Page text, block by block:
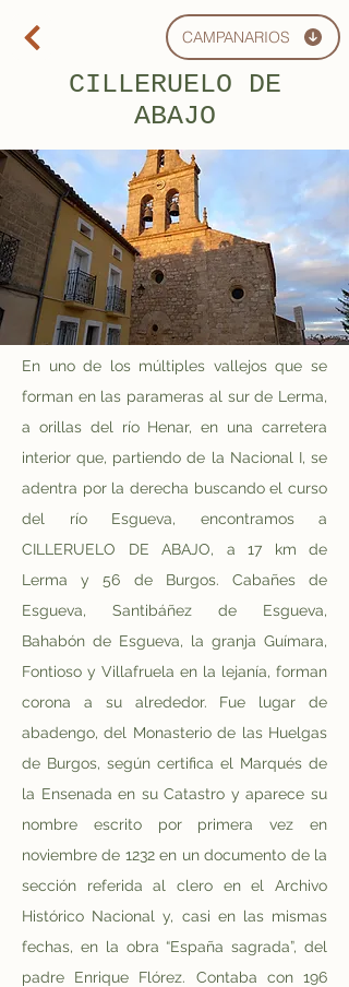
CAMPANARIOS
CILLERUELO DE
ABAJO
En uno de los múltiples vallejos que se
forman en las parameras al sur de Lerma,
a orillas del río Henar, en una carretera
interior que, partiendo de la Nacional I, se
adentra por la derecha buscando el curso
del río Esgueva, encontramos a
CILLERUELO DE ABAJO, a 17 km de
Lerma y 56 de Burgos. Cabañes de
Esgueva, Santibáñez de Esgueva,
Bahabón de Esgueva, la granja Guímara,
Fontioso y Villafruela en la lejanía, forman
corona a su alrededor. Fue lugar de
abadengo, del Monasterio de las Huelgas
de Burgos, según certifica el Marqués de
la Ensenada en su Catastro y aparece su
nombre escrito por primera vez en
noviembre de 1232 en un documento de la
sección referida al clero en el Archivo
Histórico Nacional y, casi en las mismas
fechas, en la obra “España sagrada”, del
padre Enrique Flórez. Contaba con 196